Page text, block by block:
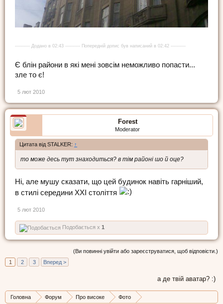
---------- Додано в 02:43 ---------- Попередній допис був написаний в 02:42 ----------
Є блін райони в які мені зовсім неможливо попасти...
зле то є!
5 лют 2010
Forest
Moderator
Цитата від STALKER: ↑
то може десь тут знаходиться? в тім районі шо й оце?
Ні, але мушу сказати, що цей будинок навіть гарніший,
в стилі середини ХХІ століття
5 лют 2010
Подобається x 1
(Ви повинні увійти або зареєструватися, щоб відповісти.)
1
2 3 Вперед >
а де твій аватар? :)
Головна Форум Про високе Фото